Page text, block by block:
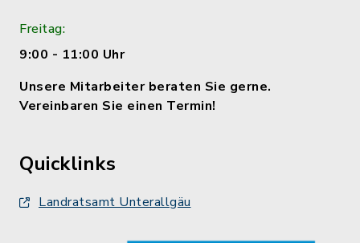
Freitag:
9:00 - 11:00 Uhr
Unsere Mitarbeiter beraten Sie gerne.
Vereinbaren Sie einen Termin!
Quicklinks
Landratsamt Unterallgäu